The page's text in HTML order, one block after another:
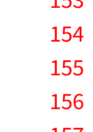
154
155
156